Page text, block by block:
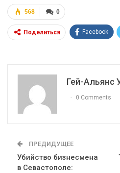
0
568
Поделиться Facebook
Гей-Альянс
0 Comments
ПРЕДИДУЩЕЕ
Убийство бизнесмена
в Севастополе: